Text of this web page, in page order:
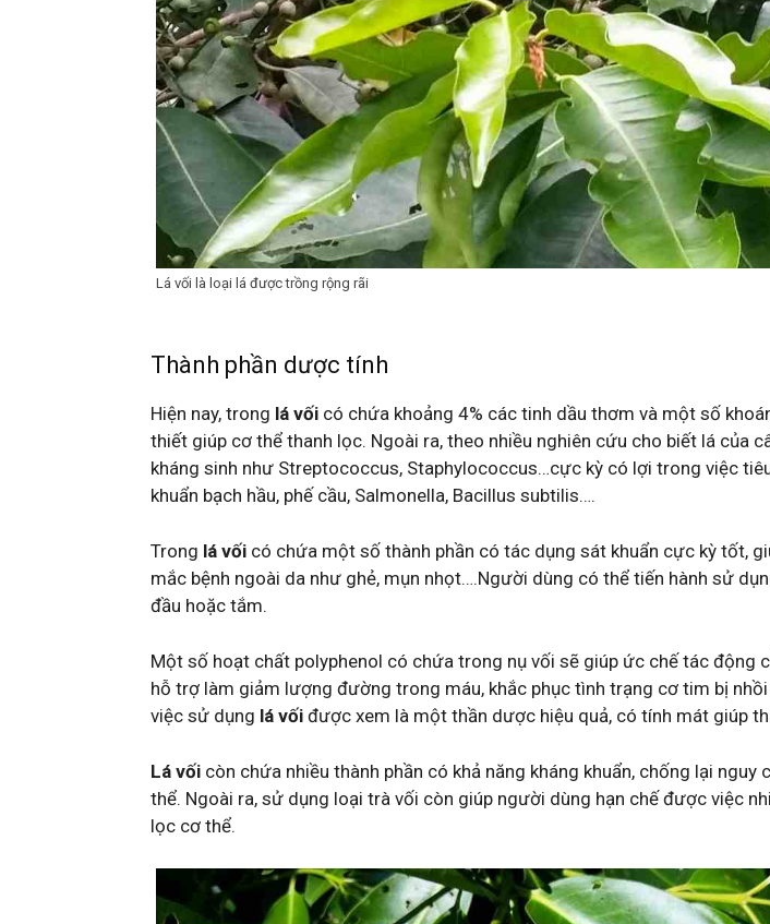
Lá vối là loại lá được trồng rộng rãi
Thành phần dược tính
Hiện nay, trong lá vối có chứa khoảng 4% các tinh dầu thơm và một số
thiết giúp cơ thể thanh lọc. Ngoài ra, theo nhiều nghiên cứu cho biết lá của
kháng sinh như Streptococcus, Staphylococcus…cực kỳ có lợi trong việc
khuẩn bạch hầu, phế cầu, Salmonella, Bacillus subtilis….
Trong lá vối có chứa một số thành phần có tác dụng sát khuẩn cực kỳ tốt,
mắc bệnh ngoài da như ghẻ, mụn nhọt….Người dùng có thể tiến hành sử
đầu hoặc tắm.
Một số hoạt chất polyphenol có chứa trong nụ vối sẽ giúp ức chế tác động
hỗ trợ làm giảm lượng đường trong máu, khắc phục tình trạng cơ tim bị
việc sử dụng lá vối được xem là một thần dược hiệu quả, có tính mát giúp
Lá vối còn chứa nhiều thành phần có khả năng kháng khuẩn, chống lại nguy
thể. Ngoài ra, sử dụng loại trà vối còn giúp người dùng hạn chế được việc
lọc cơ thể.